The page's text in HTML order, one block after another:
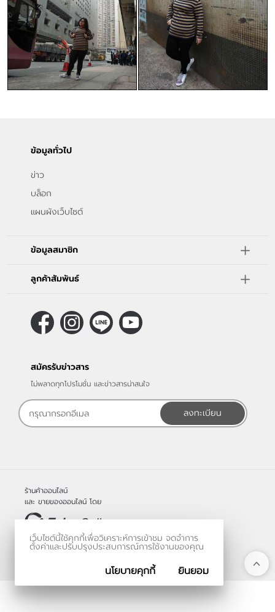
ข้อมูลทั่วไป
ข่าว
บล็อก
แผนผังเว็บไซต์
ข้อมูลสมาชิก
ลูกค้าสัมพันธ์
สมัครรับข่าวสาร
ไม่พลาดทุกโปรโมชั่น และข่าวสารน่าสนใจ
ลงทะเบียน
ร้านค้าออนไลน์
และ ขายของออนไลน์ โดย
© 2006-2026
Vevo Systems Co., Ltd.
เว็บไซต์นี้ใช้คุกกี้เพื่อวิเคราะห์การเข้าชม จดจำการ
ตั้งค่าและปรับปรุงประสบการณ์การใช้งานของคุณ
นโยบายคุกกี้ ยินยอม